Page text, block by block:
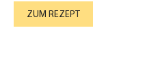
ZUM REZEPT